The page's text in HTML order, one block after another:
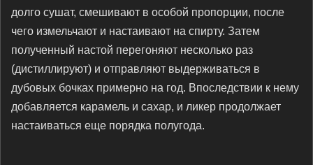
долго сушат, смешивают в особой пропорции, после
чего измельчают и настаивают на спирту. Затем
полученный настой перегоняют несколько раз
(дистиллируют) и отправляют выдерживаться в
дубовых бочках примерно на год. Впоследствии к нему
добавляется карамель и сахар, и ликер продолжает
настаиваться еще порядка полугода.